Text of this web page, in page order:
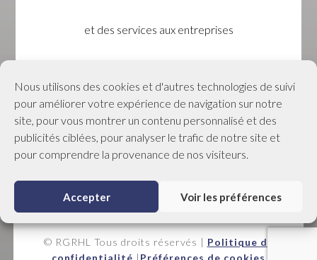
Nous utilisons des cookies et d'autres technologies de suivi
pour améliorer votre expérience de navigation sur notre
site, pour vous montrer un contenu personnalisé et des
publicités ciblées, pour analyser le trafic de notre site et
pour comprendre la provenance de nos visiteurs.
Accepter Voir les préférences
et des services aux entreprises
Gratuit pour les membres
Confirmer votre présence auinfo@rgrhl.org
© RGRHL Tous droits réservés | Politique de
confidentialité | Préférences de cookies